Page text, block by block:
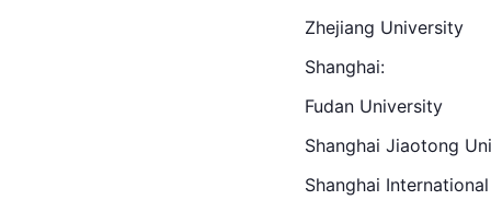
Zhejiang University
Shanghai:
Fudan University
Shanghai Jiaotong
Shanghai